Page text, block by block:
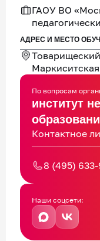
ГАОУ ВО
АДРЕС И МЕСТО
Маркиситская
По вопросам
институт
Контактное
8 (495)
Наши соцсети: